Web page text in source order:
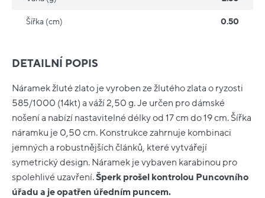
DETAILNÍ POPIS
Náramek žluté zlato je vyroben ze žlutého zlata o ryzosti
585/1000 (14kt) a váží 2,50 g. Je určen pro dámské
nošení a nabízí nastavitelné délky od 17 cm do 19 cm. Šířka
náramku je 0,50 cm. Konstrukce zahrnuje kombinaci
jemných a robustnějších článků, které vytvářejí
symetrický design. Náramek je vybaven karabinou pro
spolehlivé uzavření.Šperk prošel kontrolou Puncovního
úřadu a je opatřen úředním puncem.
Šířka (cm) 0.50